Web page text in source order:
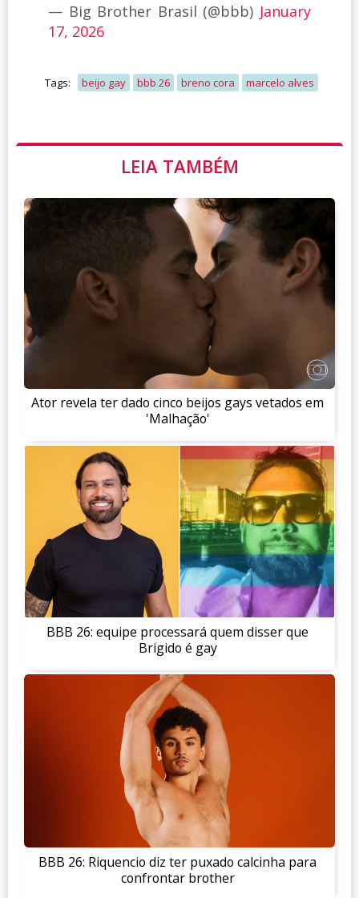
— Big Brother Brasil (@bbb) January
17, 2026
Tags: beijo gay bbb 26 breno cora marcelo alves
LEIA TAMBÉM
Ator revela ter dado cinco beijos gays vetados em
'Malhação'
BBB 26: equipe processará quem disser que
Brigido é gay
BBB 26: Riquencio diz ter puxado calcinha para
confrontar brother